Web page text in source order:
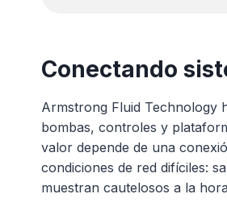
Conectando
Armstrong Fluid Technology
bombas, controles y
valor depende de una
condiciones de red difíciles:
muestran cautelosos a la